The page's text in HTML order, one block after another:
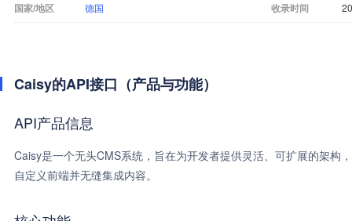
国家/地区 德国 收录时间
Caisy的API接口（产品与功能）
API产品信息
Caisy是一个无头CMS系统，旨在为开发者提供灵活、可扩展的架构
自定义前端并无缝集成内容。